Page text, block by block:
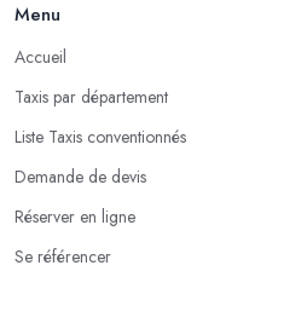
Menu
Accueil
Taxis par département
Liste Taxis conventionnés
Demande de devis
Réserver en ligne
Se référencer